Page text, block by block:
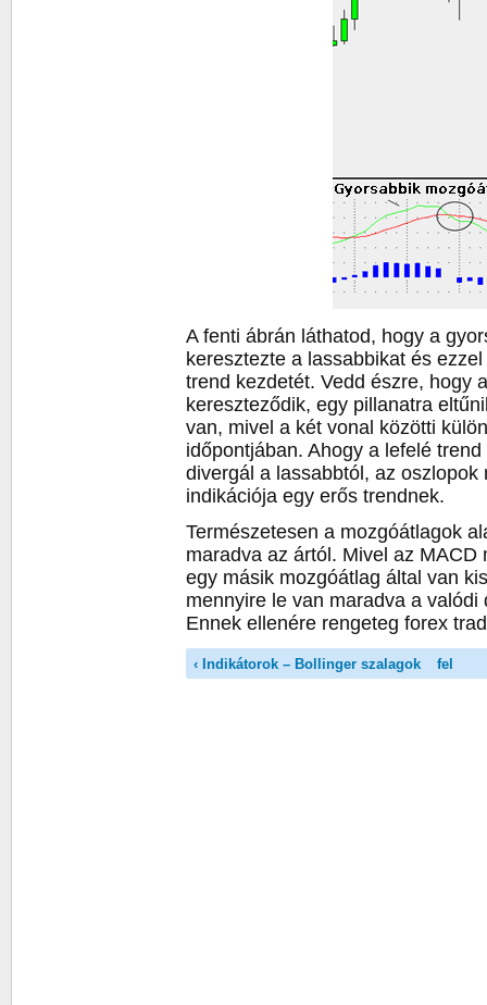
A fenti ábrán láthatod, hogy a
keresztezte a lassabbikat és
trend kezdetét. Vedd észre, hogy
kereszteződik, egy pillanatra
van, mivel a két vonal közötti
időpontjában. Ahogy a lefelé
divergál a lassabbtól, az oszlopok
indikációja egy erős trendnek.
Természetesen a mozgóátlagok
maradva az ártól. Mivel az
egy másik mozgóátlag által van
mennyire le van maradva a
Ennek ellenére rengeteg forex
‹ Indikátorok – Bollinger szalagok fel